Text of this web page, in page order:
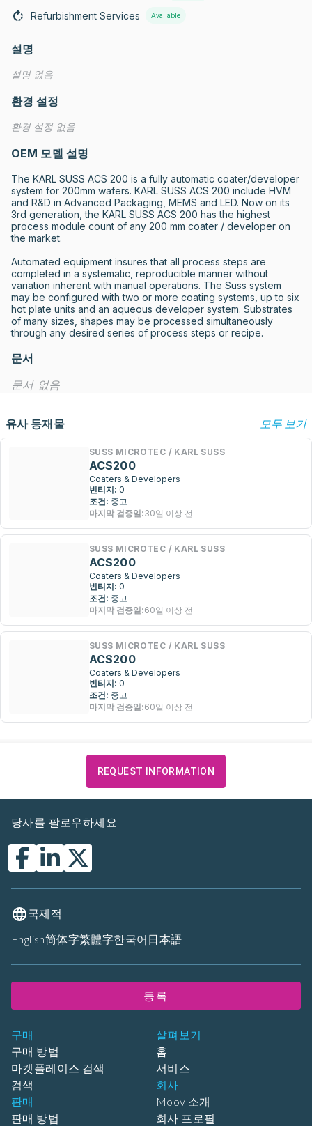
Refurbishment Services Available
설명
설명 없음
환경 설정
환경 설정 없음
OEM 모델 설명
The KARL SUSS ACS 200 is a fully automatic coater/developer
system for 200mm wafers. KARL SUSS ACS 200 include HVM
and R&D in Advanced Packaging, MEMS and LED. Now on its
3rd generation, the KARL SUSS ACS 200 has the highest
process module count of any 200 mm coater / developer on
the market.
Automated equipment insures that all process steps are
completed in a systematic, reproducible manner without
variation inherent with manual operations. The Suss system
may be configured with two or more coating systems, up to six
hot plate units and an aqueous developer system. Substrates
of many sizes, shapes may be processed simultaneously
through any desired series of process steps or recipe.
문서
문서 없음
유사 등재물 모두 보기
SUSS MICROTEC / KARL SUSS
ACS200
Coaters & Developers
빈티지: 0
조건: 중고
마지막 검증일:30일 이상 전
SUSS MICROTEC / KARL SUSS
ACS200
Coaters & Developers
빈티지: 0
조건: 중고
마지막 검증일:60일 이상 전
SUSS MICROTEC / KARL SUSS
ACS200
Coaters & Developers
빈티지: 0
조건: 중고
마지막 검증일:60일 이상 전
REQUEST INFORMATION
구매
구매 방법
마켓플레이스 검색
검색
판매
판매 방법
살펴보기
홈
서비스
회사
Moov 소개
회사 프로필
당사를 팔로우하세요
국제적
English简体字繁體字한국어 日本語
등록